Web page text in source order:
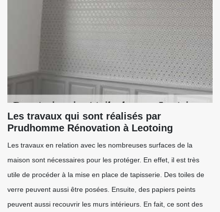
Les travaux qui sont réalisés par
Prudhomme Rénovation à Leotoing
Les travaux en relation avec les nombreuses surfaces de la
maison sont nécessaires pour les protéger. En effet, il est très
utile de procéder à la mise en place de tapisserie. Des toiles de
verre peuvent aussi être posées. Ensuite, des papiers peints
peuvent aussi recouvrir les murs intérieurs. En fait, ce sont des